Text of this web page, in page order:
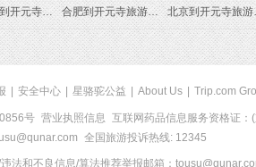
呼和浩特到开元寺旅游报价 合肥到开元寺旅游报价 北
安全中心 星骆驼公益 About Us Trip.com
号 营业执照信息 互联网药品信息服务资格证
全国旅游投诉热线: 12345
法和不良信息/算法推荐举报邮箱：